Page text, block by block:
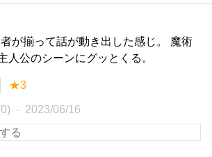
が揃って話が動き出した感じ。 魔術
人公のシーンにグッとくる。
★3
2023/06/16